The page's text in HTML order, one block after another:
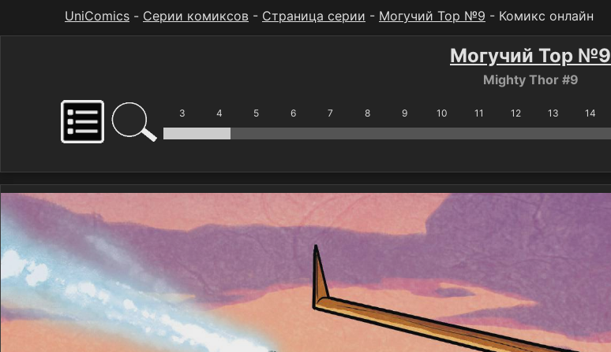
UniComics - Серии комиксов - Страница серии - Могучий Тор №9 - Комикс онлайн
Могучий Тор №9
Mighty Thor #9
3 4 5 6 7 8 9 10 11 12 13 14